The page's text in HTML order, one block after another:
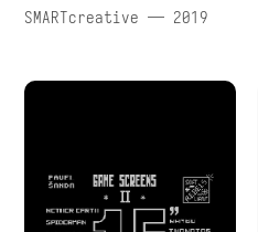
SMARTcreative — 2019